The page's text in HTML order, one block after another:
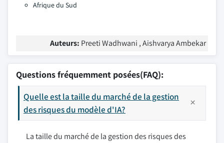
Afrique du Sud
Auteurs: Preeti Wadhwani , Aishvarya Ambekar
Questions fréquemment posées(FAQ):
Quelle est la taille du marché de la gestion
des risques du modèle d'IA?
La taille du marché de la gestion des risques des